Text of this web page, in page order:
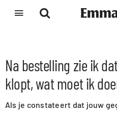
Na bestelling zie ik
klopt, wat moet ik
Als je constateert dat jouw